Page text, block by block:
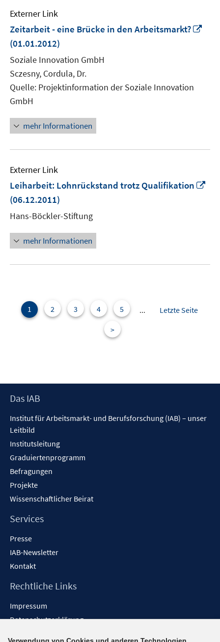
Externer Link
Zeitarbeit - eine Brücke in den Arbeitsmarkt?
(01.01.2012)
Soziale Innovation GmbH
Sczesny, Cordula, Dr.
Quelle: Projektinformation der Soziale Innovation
GmbH
mehr Informationen
Externer Link
Leiharbeit: Lohnrückstand trotz Qualifikation
(06.12.2011)
Hans-Böckler-Stiftung
mehr Informationen
1 2 3 4 5 ...
Letzte Seite
>
Footer
Das IAB
Institut für Arbeitsmarkt- und Berufsforschung (IAB) – unser
Leitbild
Institutsleitung
Graduiertenprogramm
Befragungen
Projekte
Wissenschaftlicher Beirat
Services
Presse
IAB-Newsletter
Kontakt
Rechtliche Links
Impressum
Datenschutzerklärung